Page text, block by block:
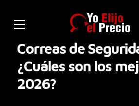
Correas de
¿Cuáles son los
2026?